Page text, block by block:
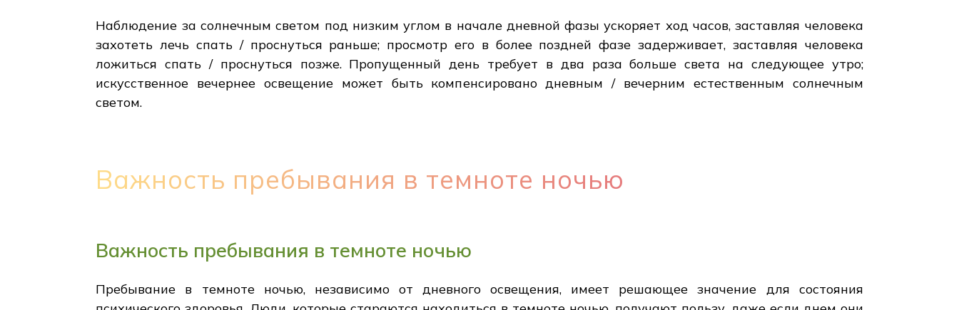
Наблюдение за солнечным светом под низким углом в начале дневной фазы ускоряет ход часов, заставляя человека
захотеть лечь спать / проснуться раньше; просмотр его в более поздней фазе задерживает, заставляя человека
ложиться спать / проснуться позже. Пропущенный день требует в два раза больше света на следующее утро;
искусственное вечернее освещение может быть компенсировано дневным / вечерним естественным солнечным
светом.
Важность пребывания в темноте ночью
Важность пребывания в темноте ночью
Пребывание в темноте ночью, независимо от дневного освещения, имеет решающее значение для состояния